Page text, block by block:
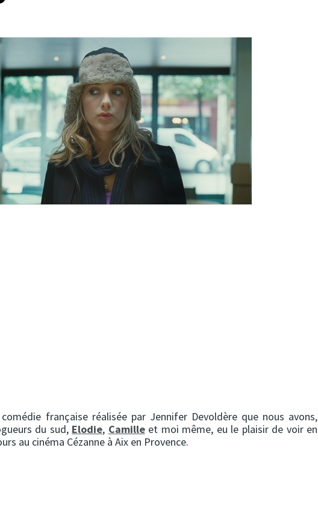
française réalisée par Jennifer Devoldère que nous avons,
du sud, Elodie, Camilleet moi même, eu le plaisir de voir en
au cinéma Cézanne à Aix en Provence.